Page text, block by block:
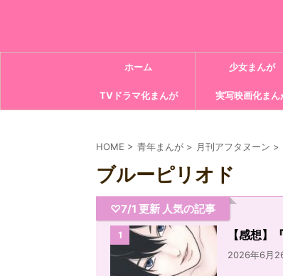
ホーム 少女まんが
TVドラマ化まんが 実写映画化まん
HOME > 青年まんが > 月刊アフタヌーン >
ブルーピリオド
♡7/1 更新 人気の記事
1 【感想
2026年6月